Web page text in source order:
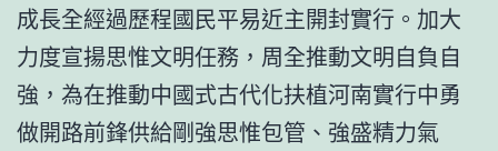
成長全經過歷程國民平易近主開封實行。加大
力度宣揚思惟文明任務，周全推動文明自負自
強，為在推動中國式古代化扶植河南實行中勇
做開路前鋒供給剛強思惟包管、強盛精力氣